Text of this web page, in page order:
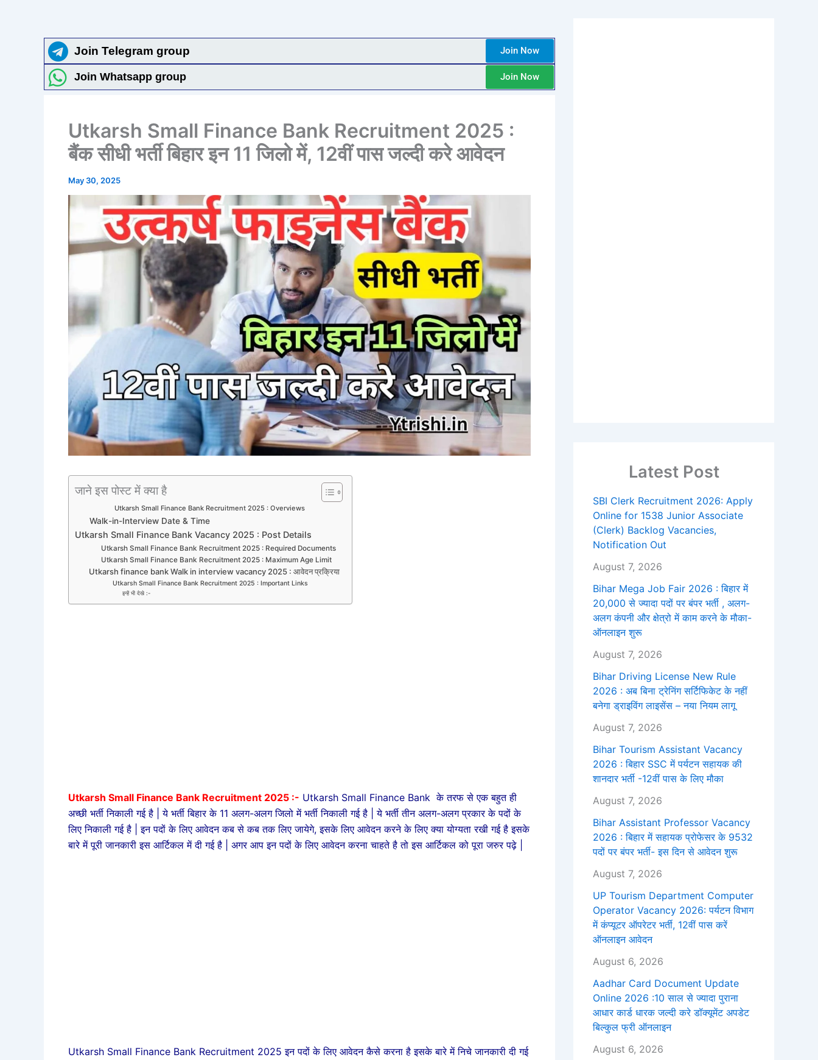
Join Telegram group Join Now
Join Whatsapp group Join Now
Utkarsh Small Finance Bank Recruitment 2025 :
बैंक सीधी भर्ती बिहार इन 11 जिलो में, 12वीं पास जल्दी करे आवेदन
May 30, 2025
जाने इस पोस्ट में क्या है
Utkarsh Small Finance Bank Recruitment 2025 : Overviews
Walk-in-Interview Date & Time
Utkarsh Small Finance Bank Vacancy 2025 : Post Details
Utkarsh Small Finance Bank Recruitment 2025 : Required Documents
Utkarsh Small Finance Bank Recruitment 2025 : Maximum Age Limit
Utkarsh finance bank Walk in interview vacancy 2025 : आवेदन प्रक्रिया
Utkarsh Small Finance Bank Recruitment 2025 : Important Links
इन्हें भी देखे :-
Utkarsh Small Finance Bank Recruitment 2025 :- Utkarsh Small Finance Bank के तरफ से एक बहुत ही
अच्छी भर्ती निकाली गई है | ये भर्ती बिहार के 11 अलग-अलग जिलो में भर्ती निकाली गई है | ये भर्ती तीन अलग-अलग प्रकार के पदों के
लिए निकाली गई है | इन पदों के लिए आवेदन कब से कब तक लिए जायेगे, इसके लिए आवेदन करने के लिए क्या योग्यता रखी गई है इसके
बारे में पूरी जानकारी इस आर्टिकल में दी गई है | अगर आप इन पदों के लिए आवेदन करना चाहते है तो इस आर्टिकल को पूरा जरुर पढ़े |
Utkarsh Small Finance Bank Recruitment 2025 इन पदों के लिए आवेदन कैसे करना है इसके बारे में निचे जानकारी दी गई
Latest Post
SBI Clerk Recruitment 2026: Apply
Online for 1538 Junior Associate
(Clerk) Backlog Vacancies,
Notification Out
August 7, 2026
Bihar Mega Job Fair 2026 : बिहार में
20,000 से ज्यादा पदों पर बंपर भर्ती , अलग-
अलग कंपनी और क्षेत्रो में काम करने के मौका-
ऑनलाइन शुरू
August 7, 2026
Bihar Driving License New Rule
2026 : अब बिना ट्रेनिंग सर्टिफिकेट के नहीं
बनेगा ड्राइविंग लाइसेंस – नया नियम लागू
August 7, 2026
Bihar Tourism Assistant Vacancy
2026 : बिहार SSC में पर्यटन सहायक की
शानदार भर्ती -12वीं पास के लिए मौका
August 7, 2026
Bihar Assistant Professor Vacancy
2026 : बिहार में सहायक प्रोफेसर के 9532
पदों पर बंपर भर्ती- इस दिन से आवेदन शुरू
August 7, 2026
UP Tourism Department Computer
Operator Vacancy 2026: पर्यटन विभाग
में कंप्यूटर ऑपरेटर भर्ती, 12वीं पास करें
ऑनलाइन आवेदन
August 6, 2026
Aadhar Card Document Update
Online 2026 :10 साल से ज्यादा पुराना
आधार कार्ड धारक जल्दी करे डॉक्यूमेंट अपडेट
बिल्कुल फ्री ऑनलाइन
August 6, 2026